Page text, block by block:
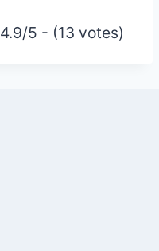
4.9/5 - (13 votes)